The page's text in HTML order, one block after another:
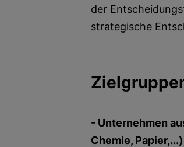
der
strategische
- Unternehmen
Chemie, Papier,...)